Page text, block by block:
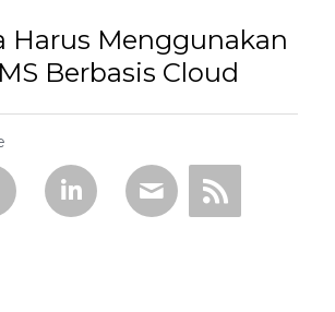
Harus Menggunakan
Berbasis Cloud